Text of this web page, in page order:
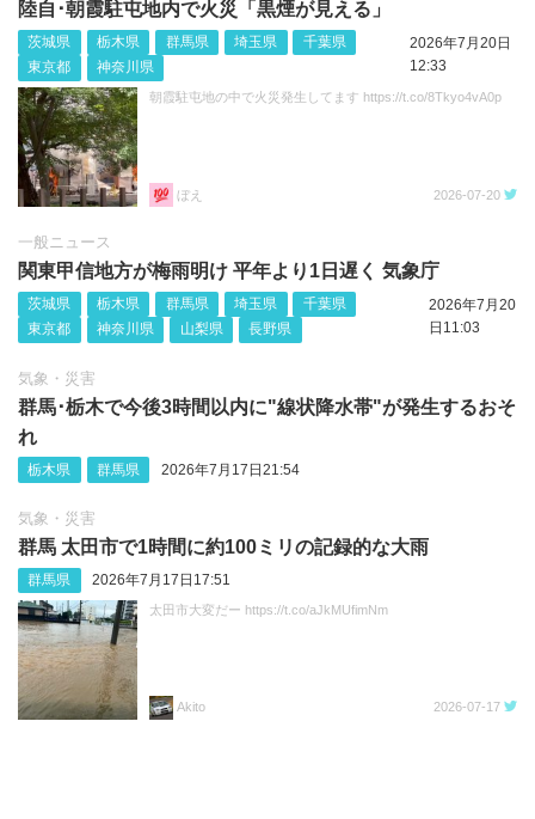
陸自･朝霞駐屯地内で火災「黒煙が見える」
茨城県 栃木県 群馬県 埼玉県
千葉県
東京都
神奈川県
2026年7月20日
12:33
朝霞駐屯地の中で火災発生してます https://t.co/8Tkyo4vA0p
ぼえ 2026-07-20
一般ニュース
関東甲信地方が梅雨明け 平年より1日遅く 気象庁
茨城県 栃木県 群馬県 埼玉県
千葉県
東京都
神奈川県 山梨県 長野県
2026年7月20
日11:03
気象・災害
群馬･栃木で今後3時間以内に"線状降水帯"が発生するおそ
れ
栃木県 群馬県 2026年7月17日21:54
気象・災害
群馬 太田市で1時間に約100ミリの記録的な大雨
群馬県 2026年7月17日17:51
太田市大変だー https://t.co/aJkMUfimNm
Akito 2026-07-17